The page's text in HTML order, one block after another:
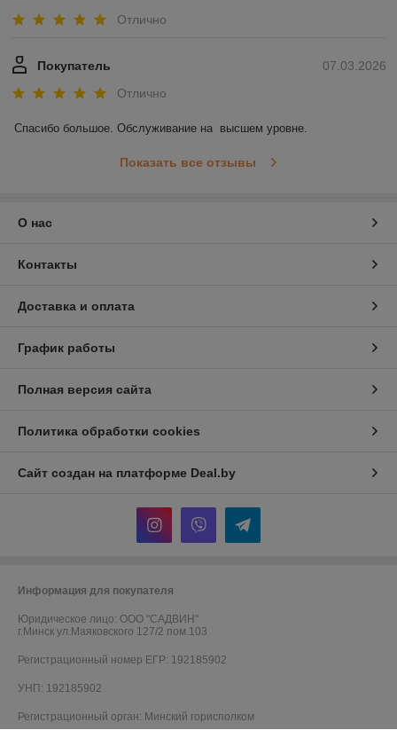
Отлично
07.03.2026
Покупатель
Отлично
Спасибо большое. Обслуживание на  высшем уровне.
Показать все отзывы
О нас
Контакты
Доставка и оплата
График работы
Полная версия сайта
Политика обработки cookies
Сайт создан на платформе Deal.by
Информация для покупателя
Юридическое лицо: ООО "САДВИН"
г.Минск ул.Маяковского 127/2 пом.103
Регистрационный номер ЕГР: 192185902
УНП: 192185902
Регистрационный орган: Минский горисполком